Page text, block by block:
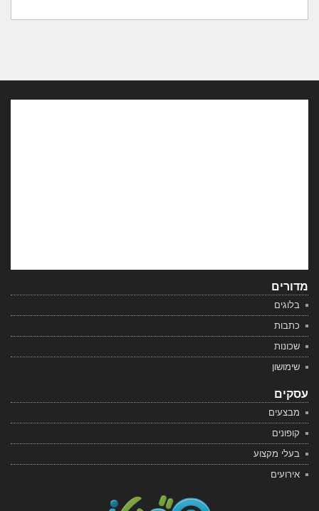
מדורים
בלוגים
כתבות
שכונות
שימושון
עסקים
מבצעים
קופונים
בעלי מקצוע
אירועים